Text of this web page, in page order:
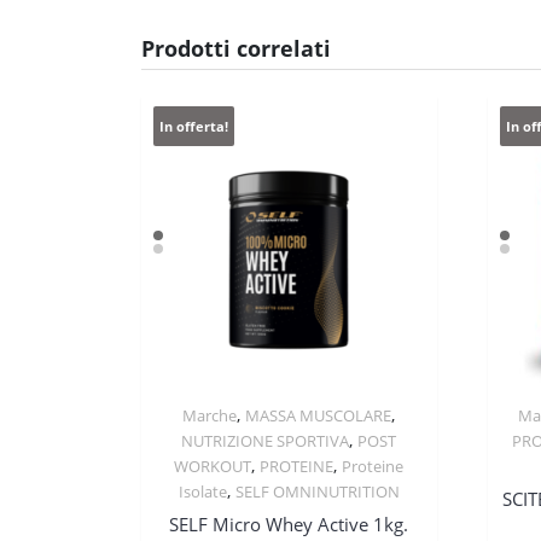
Prodotti correlati
In offerta!
Quick View
Marche, MASSA MUSCOLARE,
NUTRIZIONE SPORTIVA, POST
WORKOUT, PROTEINE, Proteine
Isolate, SELF OMNINUTRITION
SELF Micro Whey Active 1kg.
In